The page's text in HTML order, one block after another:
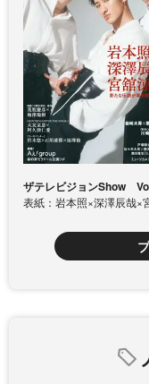
ザテレビジョンShow
表紙：岩本照×深澤辰哉×